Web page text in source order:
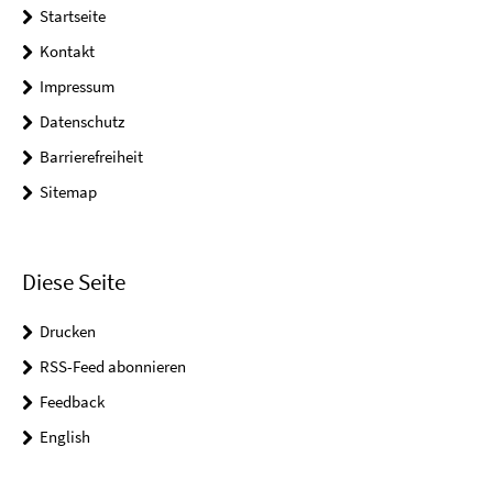
Startseite
Kontakt
Impressum
Datenschutz
Barrierefreiheit
Sitemap
Diese Seite
Drucken
RSS-Feed abonnieren
Feedback
English